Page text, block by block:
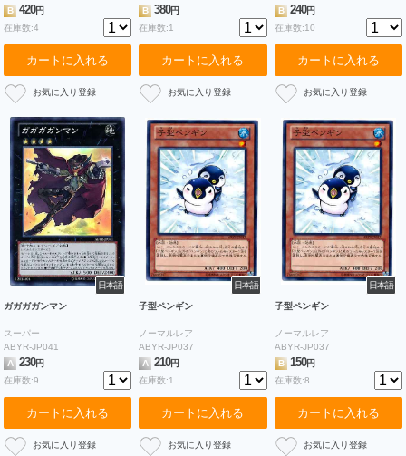
B
420円
在庫数:4
カートに入れる
B
380円
在庫数:1
カートに入れる
B 240円
在庫数:10
カートに入れる
日本語
ガガガガンマン
スーパー
ABYR-JP041
A
230円
在庫数:9
カートに入れる
日本語
子型ペンギン
ノーマルレア
ABYR-JP037
A
210円
在庫数:1
カートに入れる
日本語
子型ペンギン
ノーマルレア
ABYR-JP037
B 150円
在庫数:8
カートに入れる